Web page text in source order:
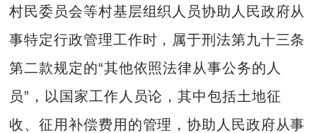
村民委员会等村基层组织人员协助人民政府从
事特定行政管理工作时，属于刑法第九十三条
第二款规定的“其他依照法律从事公务的人
员”，以国家工作人员论，其中包括土地征
收、征用补偿费用的管理，协助人民政府从事